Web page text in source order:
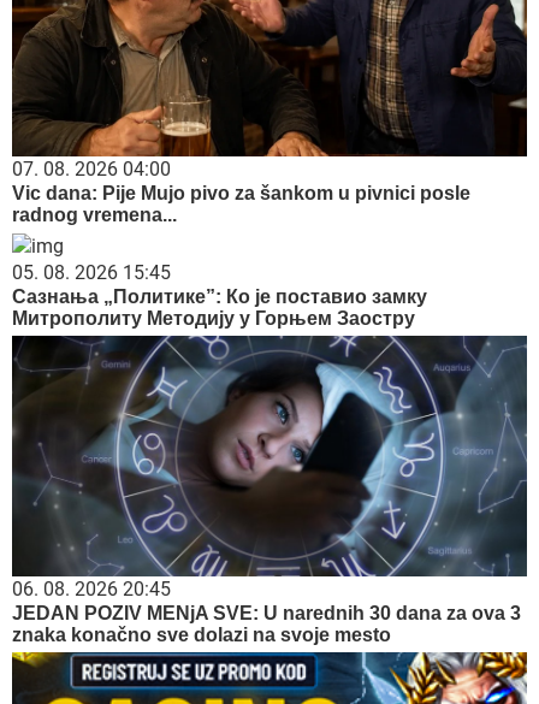
07. 08. 2026 04:00
Vic dana: Pije Mujo pivo za šankom u pivnici posle
radnog vremena...
05. 08. 2026 15:45
Сазнања „Политике”: Ко је поставио замку
Митрополиту Методију у Горњем Заостру
06. 08. 2026 20:45
JEDAN POZIV MENjA SVE: U narednih 30 dana za ova 3
znaka konačno sve dolazi na svoje mesto